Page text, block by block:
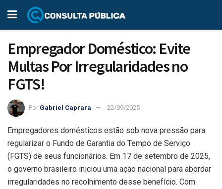
Empregador Doméstico: Evite
Multas Por Irregularidades no
FGTS!
Por Gabriel Caprara 22/09/2025
Empregadores domésticos estão sob nova pressão para
regularizar o Fundo de Garantia do Tempo de Serviço
(FGTS) de seus funcionários. Em 17 de setembro de 2025,
o governo brasileiro iniciou uma ação nacional para abordar
irregularidades no recolhimento desse benefício. Com